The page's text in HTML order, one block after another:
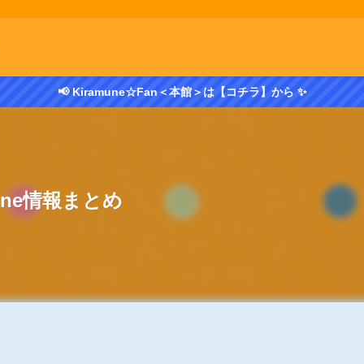
📢 Kiramune☆Fan＜本館＞は【コチラ】から ✨
情報まとめ